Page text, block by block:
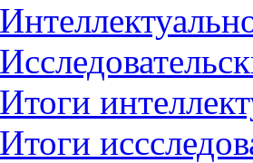
Итоги
Итоги